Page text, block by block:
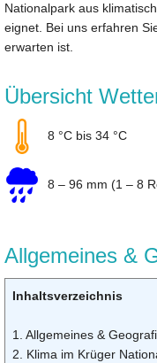
Nationalpark aus
eignet. Bei uns erfahren
erwarten ist.
Übersicht
8 °C bis 34 °C
8 – 96 mm (1 – 8
Allgemeines &
Inhaltsverzeichnis
1. Allgemeines &
2. Klima im Krüger